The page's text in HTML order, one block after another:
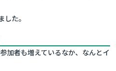
た。
加者も増えているなか、なんとイ